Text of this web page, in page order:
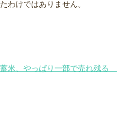
わけではありません。
米、やっぱり一部で売れ残る